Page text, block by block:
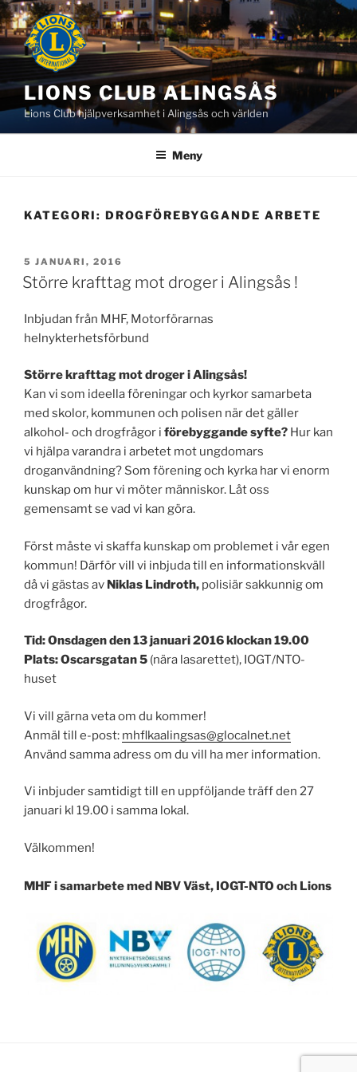
Hoppa
till
innehåll
LIONS CLUB ALINGSÅS
Lions Club hjälpverksamhet i Alingsås och världen
Meny
KATEGORI: DROGFÖREBYGGANDE ARBETE
PUBLICERAT
5 JANUARI, 2016
Större krafttag mot droger i Alingsås !
Inbjudan från MHF, Motorförarnas
helnykterhetsförbund
Större krafttag mot droger i Alingsås!
Kan vi som ideella föreningar och kyrkor samarbeta
med skolor, kommunen och polisen när det gäller
alkohol- och drogfrågor i förebyggande syfte? Hur kan
vi hjälpa varandra i arbetet mot ungdomars
droganvändning? Som förening och kyrka har vi enorm
kunskap om hur vi möter människor. Låt oss
gemensamt se vad vi kan göra.
Först måste vi skaffa kunskap om problemet i vår egen
kommun! Därför vill vi inbjuda till en informationskväll
då vi gästas av Niklas Lindroth, polisiär sakkunnig om
drogfrågor.
Tid: Onsdagen den 13 januari 2016 klockan 19.00
Plats: Oscarsgatan 5 (nära lasarettet), IOGT/NTO-
huset
Vi vill gärna veta om du kommer!
Anmäl till e-post: mhflkaalingsas@glocalnet.net
Använd samma adress om du vill ha mer information.
Vi inbjuder samtidigt till en uppföljande träff den 27
januari kl 19.00 i samma lokal.
Välkommen!
MHF i samarbete med NBV Väst, IOGT-NTO och Lions